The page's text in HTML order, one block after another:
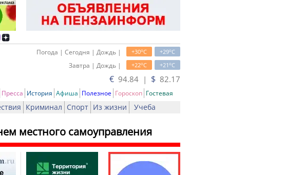
+29oC
+30oC
Погода | Сегодня | Дождь |
+21oC
+22oC
Завтра | Дождь |
€ 94.84 | $ 82.17
Пресса История Афиша Полезное Гороскоп Гостевая
Криминал Спорт Из жизни Учеба
местного самоуправления
Печать